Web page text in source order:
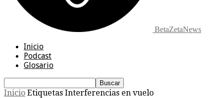
BetaZetaNews
Inicio
Podcast
Glosario
Inicio Etiquetas Interferencias en vuelo